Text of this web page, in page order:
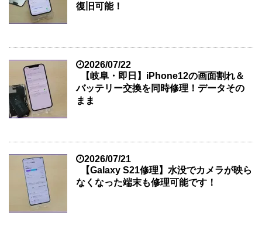
復旧可能！
2026/07/22
【岐阜・即日】iPhone12の画面割れ＆
バッテリー交換を同時修理！データその
まま
2026/07/21
【Galaxy S21修理】水没でカメラが映ら
なくなった端末も修理可能です！